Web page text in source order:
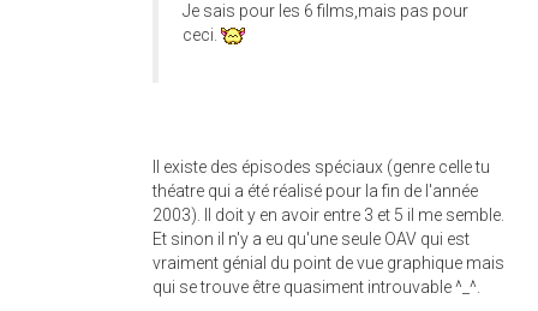
Je sais pour les 6 films,mais pas pour
ceci.
Il existe des épisodes spéciaux (genre celle tu
théatre qui a été réalisé pour la fin de l'année
2003). Il doit y en avoir entre 3 et 5 il me semble.
Et sinon il n'y a eu qu'une seule OAV qui est
vraiment génial du point de vue graphique mais
qui se trouve être quasiment introuvable ^_^.